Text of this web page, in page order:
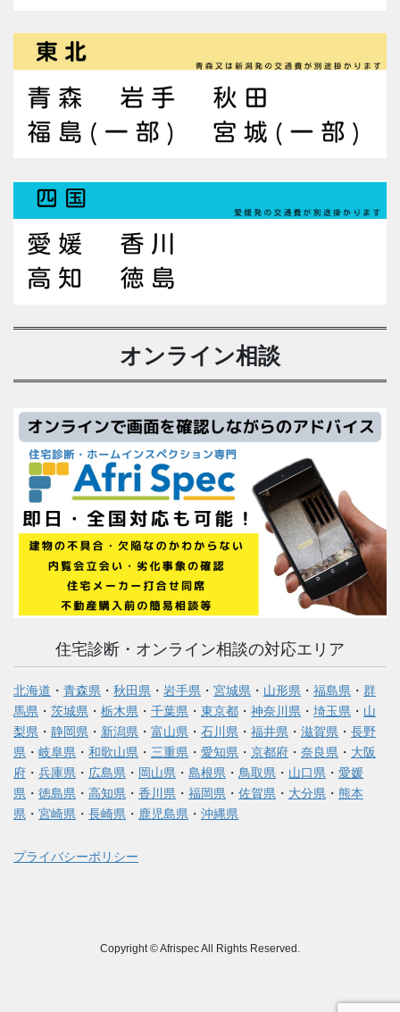
オンライン相談
住宅診断・オンライン相談の対応エリア
北海道 ・ 青森県 ・ 秋田県 ・ 岩手県 ・ 宮城県 ・ 山形県 ・ 福島県 ・ 群
馬県 ・ 茨城県 ・ 栃木県 ・ 千葉県 ・ 東京都 ・ 神奈川県 ・ 埼玉県 ・ 山
梨県 ・ 静岡県 ・ 新潟県 ・ 富山県 ・ 石川県 ・ 福井県 ・ 滋賀県 ・ 長野
県 ・ 岐阜県 ・ 和歌山県 ・ 三重県 ・ 愛知県 ・ 京都府 ・ 奈良県 ・ 大阪
府 ・ 兵庫県 ・ 広島県 ・ 岡山県 ・ 島根県 ・ 鳥取県 ・ 山口県 ・ 愛媛
県 ・ 徳島県 ・ 高知県 ・ 香川県 ・ 福岡県 ・ 佐賀県 ・ 大分県 ・ 熊本
県 ・ 宮崎県 ・ 長崎県 ・ 鹿児島県 ・ 沖縄県
プライバシーポリシー
Copyright © Afrispec All Rights Reserved.